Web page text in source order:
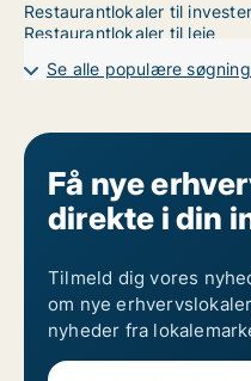
Restaurantlokaler til
Restaurantlokaler til leje
Se alle populære
Få nye
direkte i din
Tilmeld dig vores
om nye
nyheder fra